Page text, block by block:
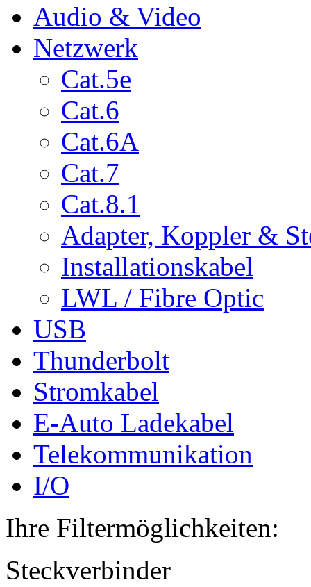
Audio & Video
Netzwerk
Cat.5e
Cat.6
Cat.6A
Cat.7
Cat.8.1
Adapter, Koppler &
Installationskabel
LWL / Fibre Optic
USB
Thunderbolt
Stromkabel
E-Auto Ladekabel
Telekommunikation
I/O
Ihre Filtermöglichkeiten:
Steckverbinder